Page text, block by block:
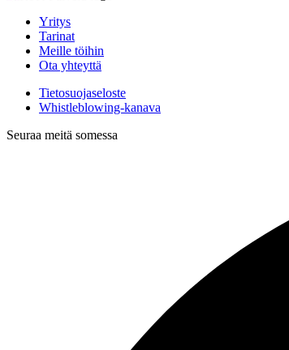
Yritys
Tarinat
Meille töihin
Ota yhteyttä
Tietosuojaseloste
Whistleblowing-kanava
Seuraa meitä somessa